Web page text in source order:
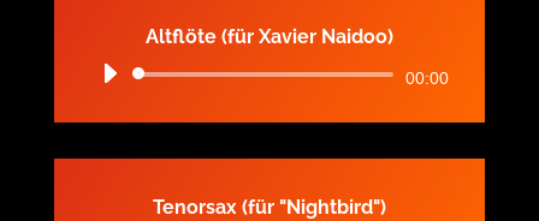
Altflöte (für Xavier Naidoo)
Audio-
00:00
Tenorsax (für "Nightbird")